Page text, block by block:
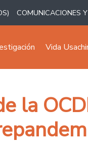
COMUNICACIONES
Vida
la